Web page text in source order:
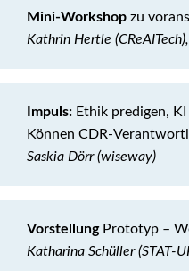
Mini-Workshop zu
Kathrin Hertle
Impuls: Ethik predigen,
Können CDR-
Saskia Dörr (wiseway)
Vorstellung Prototyp –
Katharina Schüller (STAT-